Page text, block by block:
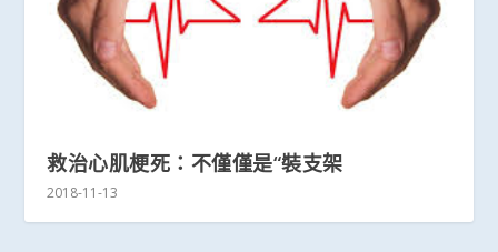
救治心肌梗死：不僅僅是“裝支架
2018-11-13